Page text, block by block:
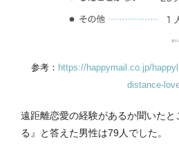
参考： https://happymail.co.jp/
distance-
遠距離恋愛の経験があるか聞いた
る』と答えた男性は79人でした。